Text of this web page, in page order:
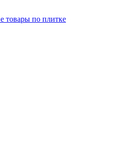
товары по плитке